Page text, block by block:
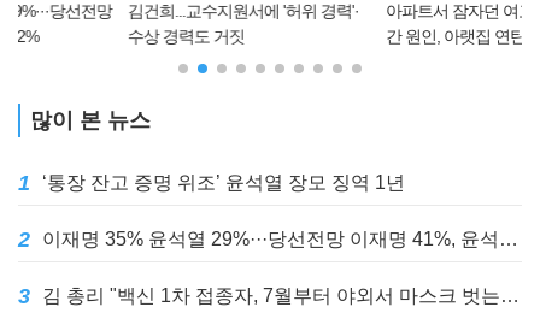
김건희...교수지원서에 '허위 경력'·
수상 경력도 거짓
아파트서 잠자던 여고생 목숨 앗아
간 원인, 아랫집 연탄보일러?
많이 본 뉴스
1 ‘통장 잔고 증명 위조’ 윤석열 장모 징역 1년
2 이재명 35% 윤석열 29%···당선전망 이재명 41%, 윤석열 32%
3 김 총리 "백신 1차 접종자, 7월부터 야외서 마스크 벗는다"